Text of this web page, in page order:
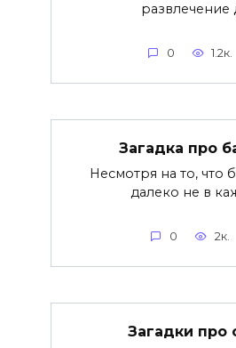
развлечение
0 1.2к.
Загадка про
Несмотря на то, что
далеко не в
0 2к.
Загадки про